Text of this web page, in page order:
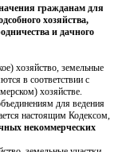
гражданам для
хозяйства,
и дачного
хозяйство, земельные
в соответствии с
хозяйстве.
для ведения
настоящим Кодексом,
некоммерческих